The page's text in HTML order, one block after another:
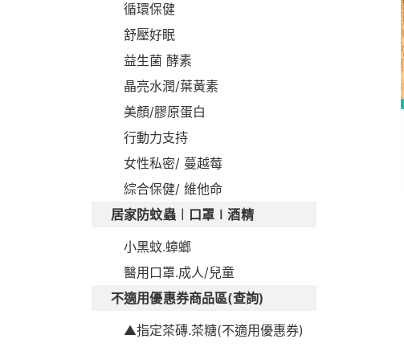
循環保健
舒壓好眠
益生菌 酵素
晶亮水潤/葉黃素
美顏/膠原蛋白
行動力支持
女性私密/ 蔓越莓
綜合保健/ 維他命
居家防蚊蟲︱口罩∣酒精
小黑蚊.蟑螂
醫用口罩.成人/兒童
不適用優惠券商品區(查詢)
▲指定茶磚.茶糖(不適用優惠券)